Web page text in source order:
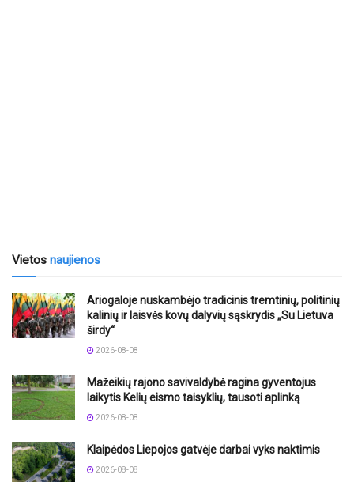
Vietos naujienos
Ariogaloje nuskambėjo tradicinis tremtinių, politinių
kalinių ir laisvės kovų dalyvių sąskrydis „Su Lietuva
širdy“
2026-08-08
Mažeikių rajono savivaldybė ragina gyventojus
laikytis Kelių eismo taisyklių, tausoti aplinką
2026-08-08
Klaipėdos Liepojos gatvėje darbai vyks naktimis
2026-08-08